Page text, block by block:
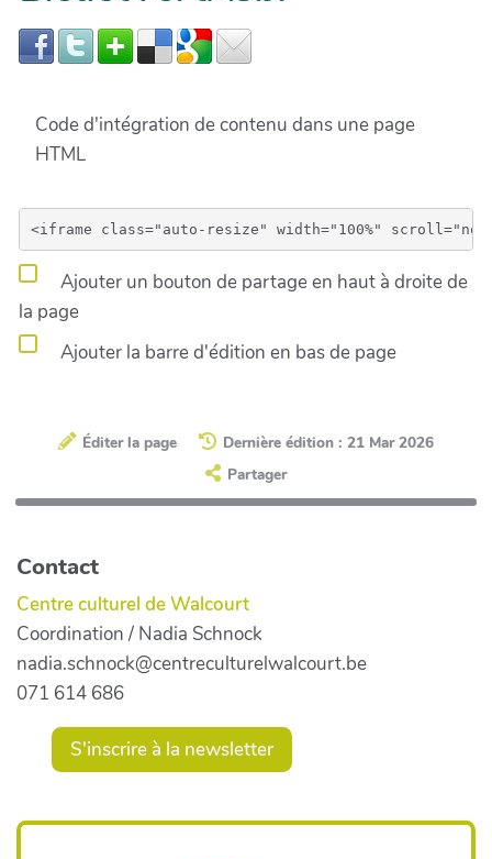
Code d'intégration de contenu dans une page
HTML
Ajouter un bouton de partage en haut à droite de
la page
Ajouter la barre d'édition en bas de page
Éditer la page
Dernière édition : 21 Mar 2026
Partager
Contact
Centre culturel de Walcourt
Coordination / Nadia Schnock
nadia.schnock@centreculturelwalcourt.be
071 614 686
S'inscrire à la newsletter